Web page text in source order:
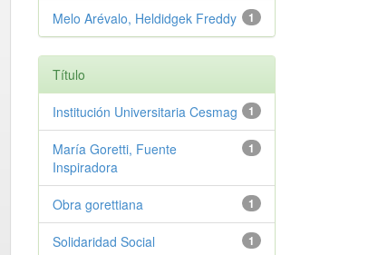
1
Melo Arévalo, Heldidgek Freddy
Título
1
Institución Universitaria Cesmag
1
María Goretti, Fuente
Inspiradora
1
Obra gorettiana
1
Solidaridad Social